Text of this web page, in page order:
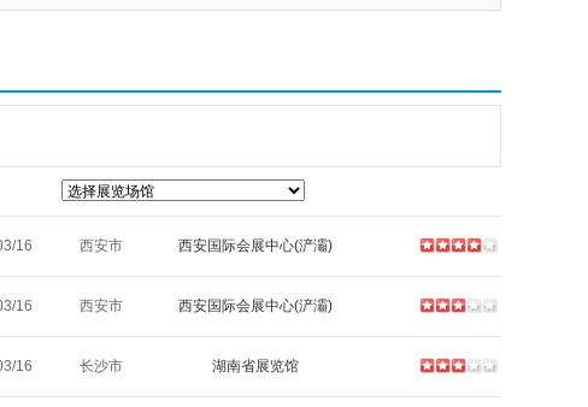
16 西安市 西安国际会展中心(浐灞)
16 西安市 西安国际会展中心(浐灞)
16 长沙市 湖南省展览馆